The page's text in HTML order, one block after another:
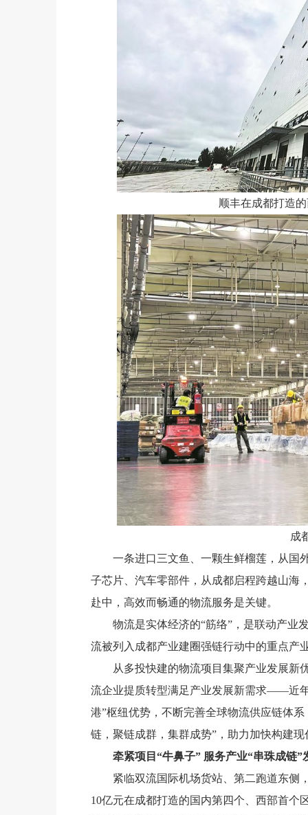
顺丰在成都打造
成
一条进口三文鱼、一颗生鲜榴莲，从国
子芯片、汽车零部件，从成都启程跨越山海
赴中，高效而畅通的物流服务是关键。
物流是实体经济的“筋络”，是联动产业
流被列入成都产业建圈强链行动中的重点产
从多投快建的物流项目集聚产业发展新
流企业提质转型满足产业发展新需求——近
港”枢纽优势，不断完善全球物流供应链体
链，聚链成群，集群成势”，助力加快构建
牵紧项目“牛鼻子” 服务产业“串珠成链”
紧临双流国际机场货站、第二跑道东侧
10亿元在成都打造的国内第四个、西部首个